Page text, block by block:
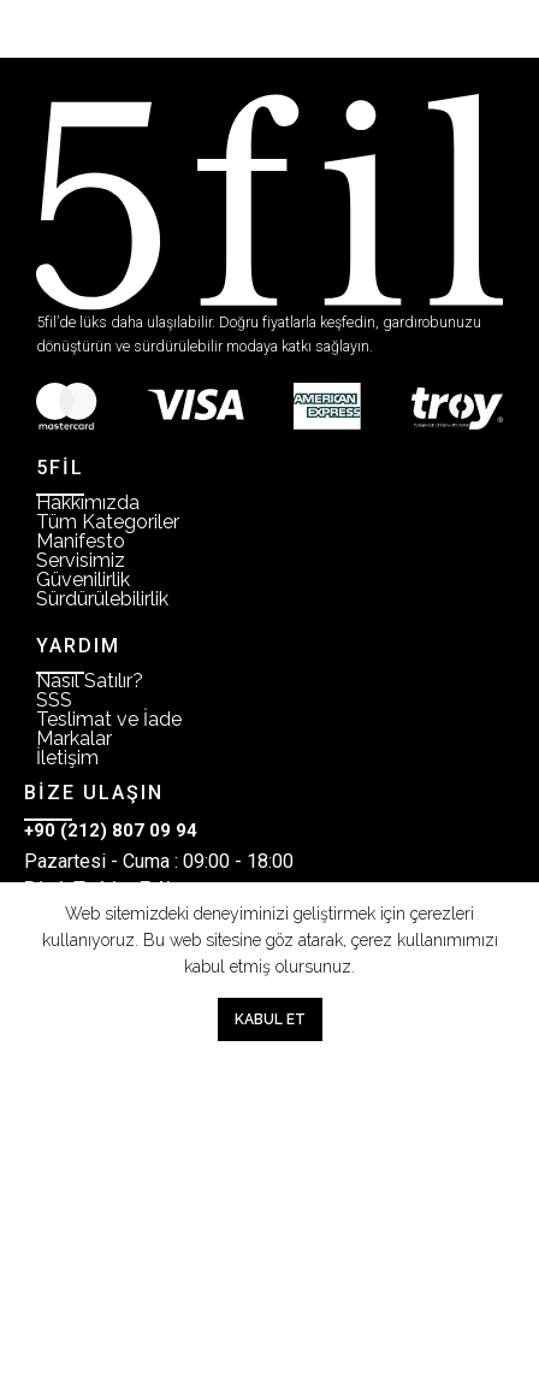
5fil’de lüks daha ulaşılabilir. Doğru fiyatlarla keşfedin, gardırobunuzu
dönüştürün ve sürdürülebilir modaya katkı sağlayın.
5FİL
Hakkımızda
Tüm Kategoriler
Manifesto
Servisimiz
Güvenilirlik
Sürdürülebilirlik
YARDIM
Nasıl Satılır?
SSS
Teslimat ve İade
Markalar
İletişim
BİZE ULAŞIN
+90 (212) 807 09 94
Pazartesi - Cuma : 09:00 - 18:00
Bizi Takip Edin
BİZİMLE SAT
Web sitemizdeki deneyiminizi geliştirmek için çerezleri
kullanıyoruz. Bu web sitesine göz atarak, çerez kullanımımızı
kabul etmiş olursunuz.
KABUL ET
Sepet